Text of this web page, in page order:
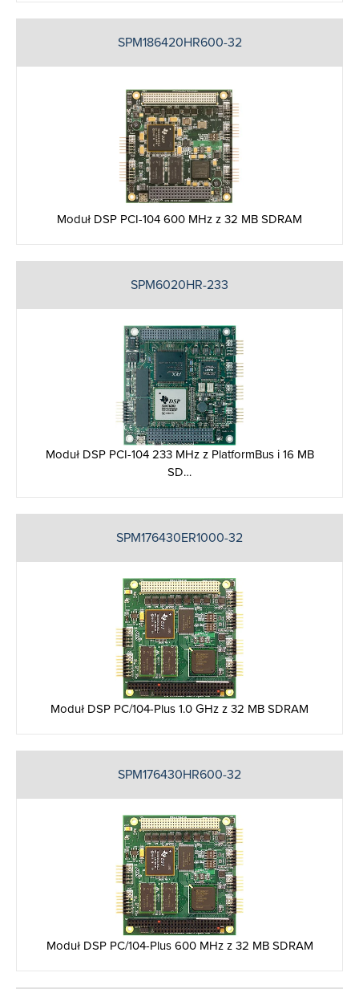
SPM186420HR600-32
Moduł DSP PCI-104 600 MHz z 32 MB SDRAM
SPM6020HR-233
Moduł DSP PCI-104 233 MHz z PlatformBus i 16 MB
SD…
SPM176430ER1000-32
Moduł DSP PC/104-Plus 1.0 GHz z 32 MB SDRAM
SPM176430HR600-32
Moduł DSP PC/104-Plus 600 MHz z 32 MB SDRAM